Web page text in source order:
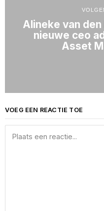
Alineke van
nieuwe ceo
Asset
VOEG EEN REACTIE TOE